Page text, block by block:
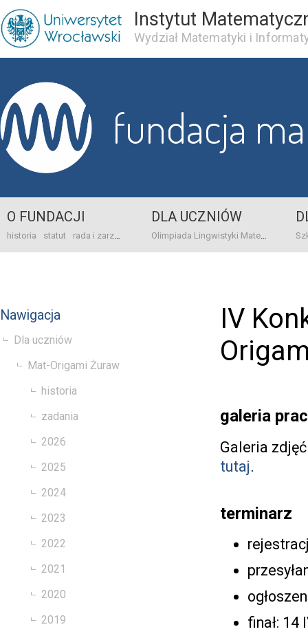
Instytut
Wydział Matematyki i
fundacja
O FUNDACJI
historia statut rada i zarząd dane bankowo-adresowe kontakt
DLA UCZNIÓW
Olimpiada Lingwistyki Matematycznej
Nawigacja
Dla uczniów
Mat-Origami Żuraw
historia
zadania
2026
2025
2024
2023
2022
2021
2020
2019
IV
galeria prac
Galeria
tutaj.
terminarz
finał: 14